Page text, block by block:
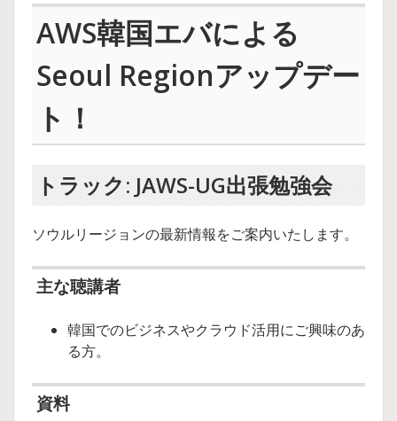
AWS韓国エバによる
Seoul Regionアップデー
ト！
トラック: JAWS-UG出張勉強会
ソウルリージョンの最新情報をご案内いたします。
主な聴講者
韓国でのビジネスやクラウド活用にご興味のあ
る方。
資料